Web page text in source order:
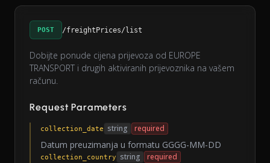
POST /freightPrices/list
Dobijte ponude cijena prijevoza od EUROPE
TRANSPORT i drugih aktiviranih prijevoznika na vašem
računu.
Request Parameters
collection_date string required
Datum preuzimanja u formatu GGGG-MM-DD
collection_country string required